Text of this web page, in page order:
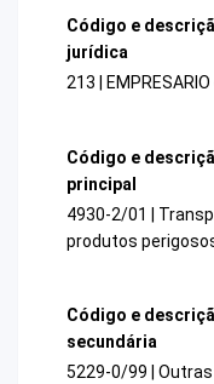
Código e
jurídica
213 | EMPRESARIO
Código e
principal
4930-2/01 |
produtos
Código e
secundária
5229-0/99 |